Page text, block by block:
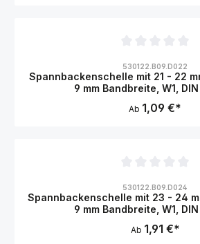
530122.B09.D022
Spannbackenschelle mit 21 - 22
9 mm Bandbreite, W1,
Ab 1,09 €*
530122.B09.D024
Spannbackenschelle mit 23 - 24
9 mm Bandbreite, W1,
Ab 1,91 €*